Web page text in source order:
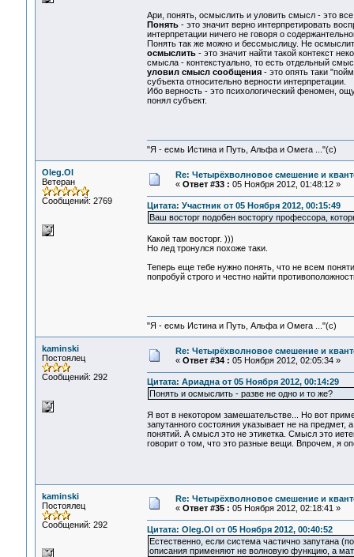
Ари, понять, осмыслить и уловить смысл - это
Понять- это значит верно интерпретировать
интерпретации ничего не говоря о
Понять так же можно и бессмыслицу. Не
осмыслить- это значит найти такой контекст
смысла - контекстуально, то есть отдельный
уловил смысл сообщения- это опять таки
субъекта относительно верности интерпретации.
Ибо верность - это психологический феномен,
понял субъект.
"Я - есмь Истина и Путь, Альфа и Омега ..."(с)
Oleg.Ol
Ветеран
Сообщений: 2769
Re: Четырёхволновое смешение и
« Ответ #33 : 05 Ноября 2012, 01:48:12 »
Цитата: Участник от 05 Ноября 2012, 00:15:49
Ваш восторг подобен восторгу профессора,
Какой там восторг. )))
Но лед тронулся похоже таки.
Теперь еще тебе нужно понять, что не всем
попробуй строго и честно найти
"Я - есмь Истина и Путь, Альфа и Омега ..."(с)
kaminski
Постоялец
Сообщений: 292
Re: Четырёхволновое смешение и
« Ответ #34 : 05 Ноября 2012, 02:05:34 »
Цитата: Ариадна от 05 Ноября 2012, 00:14:29
Понять и осмыслить - разве не одно и то же?
Я вот в некотором замешательстве... Но вот
запутанного состояния указывает не на
понятий. А смысл это не этикетка. Смысл это
говорит о том, что это разные вещи. Впрочем, я
kaminski
Постоялец
Сообщений: 292
Re: Четырёхволновое смешение и
« Ответ #35 : 05 Ноября 2012, 02:18:41 »
Цитата: Oleg.Ol от 05 Ноября 2012, 00:40:52
Естественно, если система частично запутана
описания применяют не волновую функцию, а